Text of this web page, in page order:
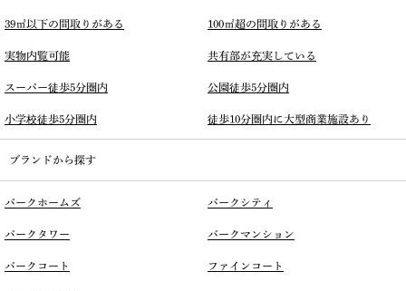
39㎡以下の間取りがある 100㎡超の間取りがある
実物内覧可能 共有部が充実している
スーパー徒歩5分圏内 公園徒歩5分圏内
小学校徒歩5分圏内 徒歩10分圏内に大型商業施設あり
ブランドから探す
パークホームズ パークシティ
パークタワー パークマンション
パークコート ファインコート